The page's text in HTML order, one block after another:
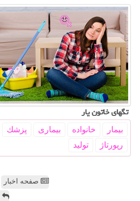
تگهای خاتون یار
بیمار خانواده بیماری پزشك
رپورتاژ
تولید
صفحه اخبار